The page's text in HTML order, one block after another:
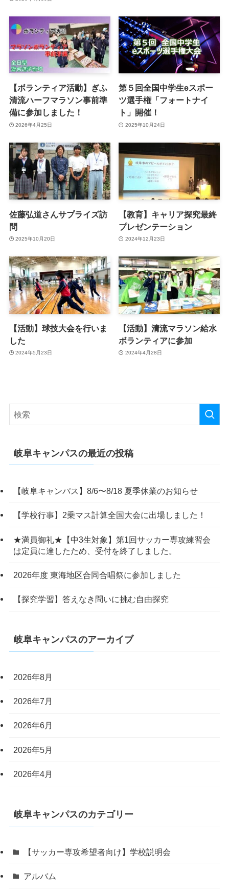
【ボランティア活動】ぎふ
清流ハーフマラソン事前準
備に参加しました！
2026年4月25日
第５回全国中学生eスポー
ツ選手権「フォートナイ
ト」開催！
2025年10月24日
佐藤弘道さんサプライズ訪
問
2025年10月20日
【教育】キャリア探究最終
プレゼンテーション
2024年12月23日
【活動】球技大会を行いま
した
2024年5月23日
【活動】清流マラソン給水
ボランティアに参加
2024年4月28日
岐阜キャンパスの最近の投稿
【岐阜キャンパス】8/6〜8/18 夏季休業のお知らせ
【学校行事】2乗マス計算全国大会に出場しました！
★満員御礼★【中3生対象】第1回サッカー専攻練習会
は定員に達したため、受付を終了しました。
2026年度 東海地区合同合唱祭に参加しました
【探究学習】答えなき問いに挑む自由探究
岐阜キャンパスのアーカイブ
2026年8月
2026年7月
2026年6月
2026年5月
2026年4月
岐阜キャンパスのカテゴリー
【サッカー専攻希望者向け】学校説明会
アルバム